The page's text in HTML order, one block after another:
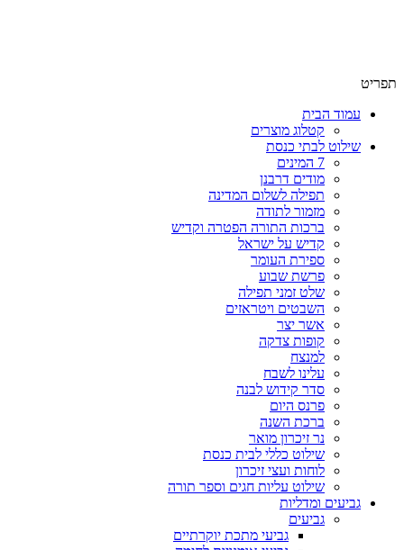
תפריט
עמוד הבית
קטלוג מוצרים
שילוט לבתי כנסת
7 המינים
מודים דרבנן
תפילה לשלום המדינה
מזמור לתודה
ברכות התורה הפטרה וקדיש
קדיש על ישראל
ספירת העומר
פרשת שבוע
שלט זמני תפילה
השבטים ויטראזים
אשר יצר
קופות צדקה
למנצח
עלינו לשבח
סדר קידוש לבנה
פרנס היום
ברכת השנה
נר זיכרון מואר
שילוט כללי לבית כנסת
לוחות ועצי זיכרון
שילוט עליות חגים וספר תורה
גביעים ומדליות
גביעים
גביעי מתכת יוקרתיים